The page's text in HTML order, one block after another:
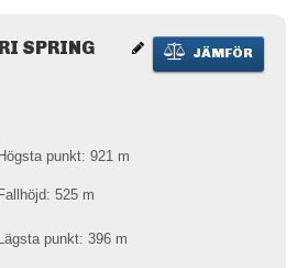
JÄMFÖR
SPRING
Högsta punkt: 921 m
Fallhöjd: 525 m
Lägsta punkt: 396 m